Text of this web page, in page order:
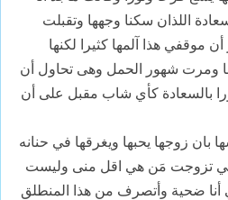
اللذان سكنا وجهها وتقبلت
أن موقفي هذا آلمها كثيرا لكنها
ومرت شهور الحمل وهى تحاول أن
بالسعادة كأي شاب مقبل على أن
بان زوجها يحبها ويغرقها في حنانه
أني تزوجت مَن هي اقل منى وليست
أنا ضحية وأتصرف من هذا المنطلق